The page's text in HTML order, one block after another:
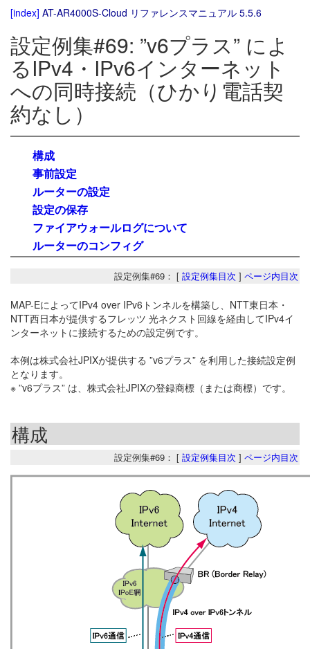
[index] AT-AR4000S-Cloud リファレンスマニュアル 5.5.6
設定例集#69: ”v6プラス” によ
るIPv4・IPv6インターネット
への同時接続（ひかり電話契
約なし）
構成
事前設定
ルーターの設定
設定の保存
ファイアウォールログについて
ルーターのコンフィグ
設定例集#69： [ 設定例集目次 ] ページ内目次
MAP-EによってIPv4 over IPv6トンネルを構築し、NTT東日本・
NTT西日本が提供するフレッツ 光ネクスト回線を経由してIPv4イ
ンターネットに接続するための設定例です。
本例は株式会社JPIXが提供する ”v6プラス” を利用した接続設定例
となります。
※ ”v6プラス” は、株式会社JPIXの登録商標（または商標）です。
構成
設定例集#69： [ 設定例集目次 ] ページ内目次